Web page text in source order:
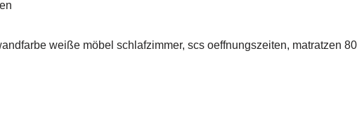
weiße möbel schlafzimmer, scs oeffnungszeiten, matratzen